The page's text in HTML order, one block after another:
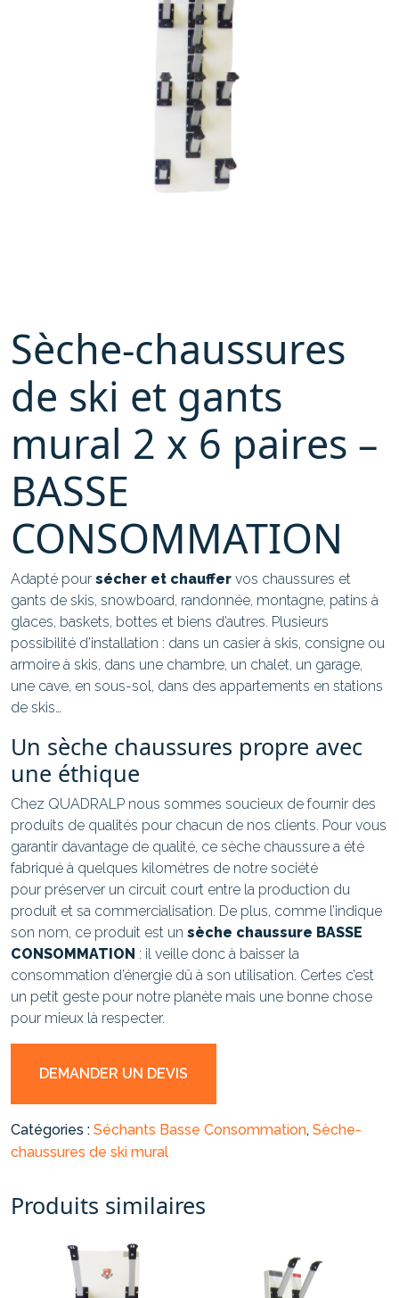
Sèche-chaussures
de ski et gants
mural 2 x 6 paires –
BASSE
CONSOMMATION
Adapté pour sécher et chauffer vos chaussures et
gants de skis, snowboard, randonnée, montagne, patins à
glaces, baskets, bottes et biens d’autres. Plusieurs
possibilité d’installation : dans un casier à skis, consigne ou
armoire à skis, dans une chambre, un chalet, un garage,
une cave, en sous-sol, dans des appartements en stations
de skis…
Un sèche chaussures propre avec
une éthique
Chez QUADRALP nous sommes soucieux de fournir des
produits de qualités pour chacun de nos clients. Pour vous
garantir davantage de qualité, ce sèche chaussure a été
fabriqué à quelques kilomètres de notre société
pour préserver un circuit court entre la production du
produit et sa commercialisation. De plus, comme l’indique
son nom, ce produit est un sèche chaussure BASSE
CONSOMMATION : il veille donc à baisser la
consommation d’énergie dû à son utilisation. Certes c’est
un petit geste pour notre planète mais une bonne chose
pour mieux là respecter.
DEMANDER UN DEVIS
Catégories : Séchants Basse Consommation, Sèche-
chaussures de ski mural
Produits similaires